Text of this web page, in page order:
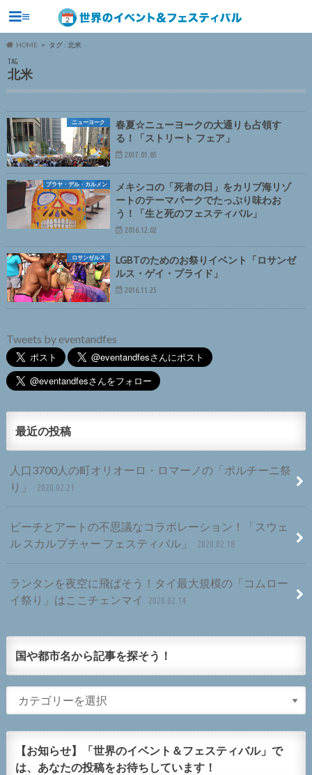
≡
HOME タグ : 北米
TAG
北米
ニューヨーク
春夏☆ニューヨークの大通りも占領す
る！「ストリート フェア」
2017.01.05
プラヤ・デル・カルメン
メキシコの「死者の日」をカリブ海リゾ
ートのテーマパークでたっぷり味わお
う！「生と死のフェスティバル」
2016.12.02
ロサンゼルス
LGBTのためのお祭りイベント「ロサンゼ
ルス・ゲイ・プライド」
2016.11.25
Tweets by eventandfes
最近の投稿
人口3700人の町オリオーロ・ロマーノの「ポルチーニ祭
り」
2020.02.21
ビーチとアートの不思議なコラボレーション！「スウェ
ル スカルプチャー フェスティバル」
2020.02.18
ランタンを夜空に飛ばそう！タイ最大規模の「コムロー
イ祭り」はここチェンマイ
2020.02.14
国や都市名から記事を探そう！
【お知らせ】「世界のイベント＆フェスティバル」で
は、あなたの投稿をお待ちしています！